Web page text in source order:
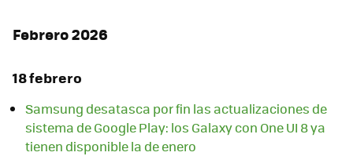
Febrero 2026
18 febrero
Samsung desatasca por fin las actualizaciones de
sistema de Google Play: los Galaxy con One UI 8 ya
tienen disponible la de enero